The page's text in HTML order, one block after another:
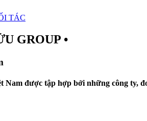
TÁC
GROUP •
được tập hợp bởi những công